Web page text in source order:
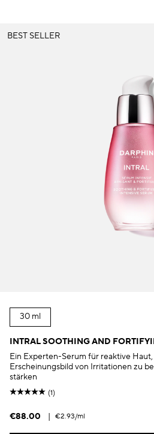
Poren
BEST SELLER
30 ml
INTRAL SOOTHING AND
Ein Experten-Serum für reaktive Haut,
Erscheinungsbild von Irritationen zu
stärken
(1)
€88.00 | €2.93/ml